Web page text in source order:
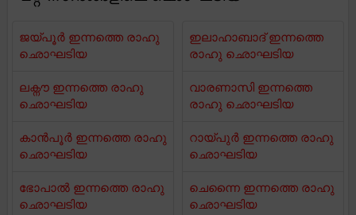
ജയ്പൂർ ഇന്നത്തെ രാഹു
ഛൊഘടിയ
ലക്നൗ ഇന്നത്തെ രാഹു
ഛൊഘടിയ
കാൻപൂർ ഇന്നത്തെ രാഹു
ഛൊഘടിയ
ഭോപാൽ ഇന്നത്തെ രാഹു
ഛൊഘടിയ
ഇലാഹാബാദ് ഇന്നത്തെ
രാഹു ഛൊഘടിയ
വാരണാസി ഇന്നത്തെ
രാഹു ഛൊഘടിയ
റായ്പുർ ഇന്നത്തെ രാഹു
ഛൊഘടിയ
ചെന്നൈ ഇന്നത്തെ രാഹു
ഛൊഘടിയ